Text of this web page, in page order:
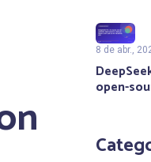
8 de abr.,
open-